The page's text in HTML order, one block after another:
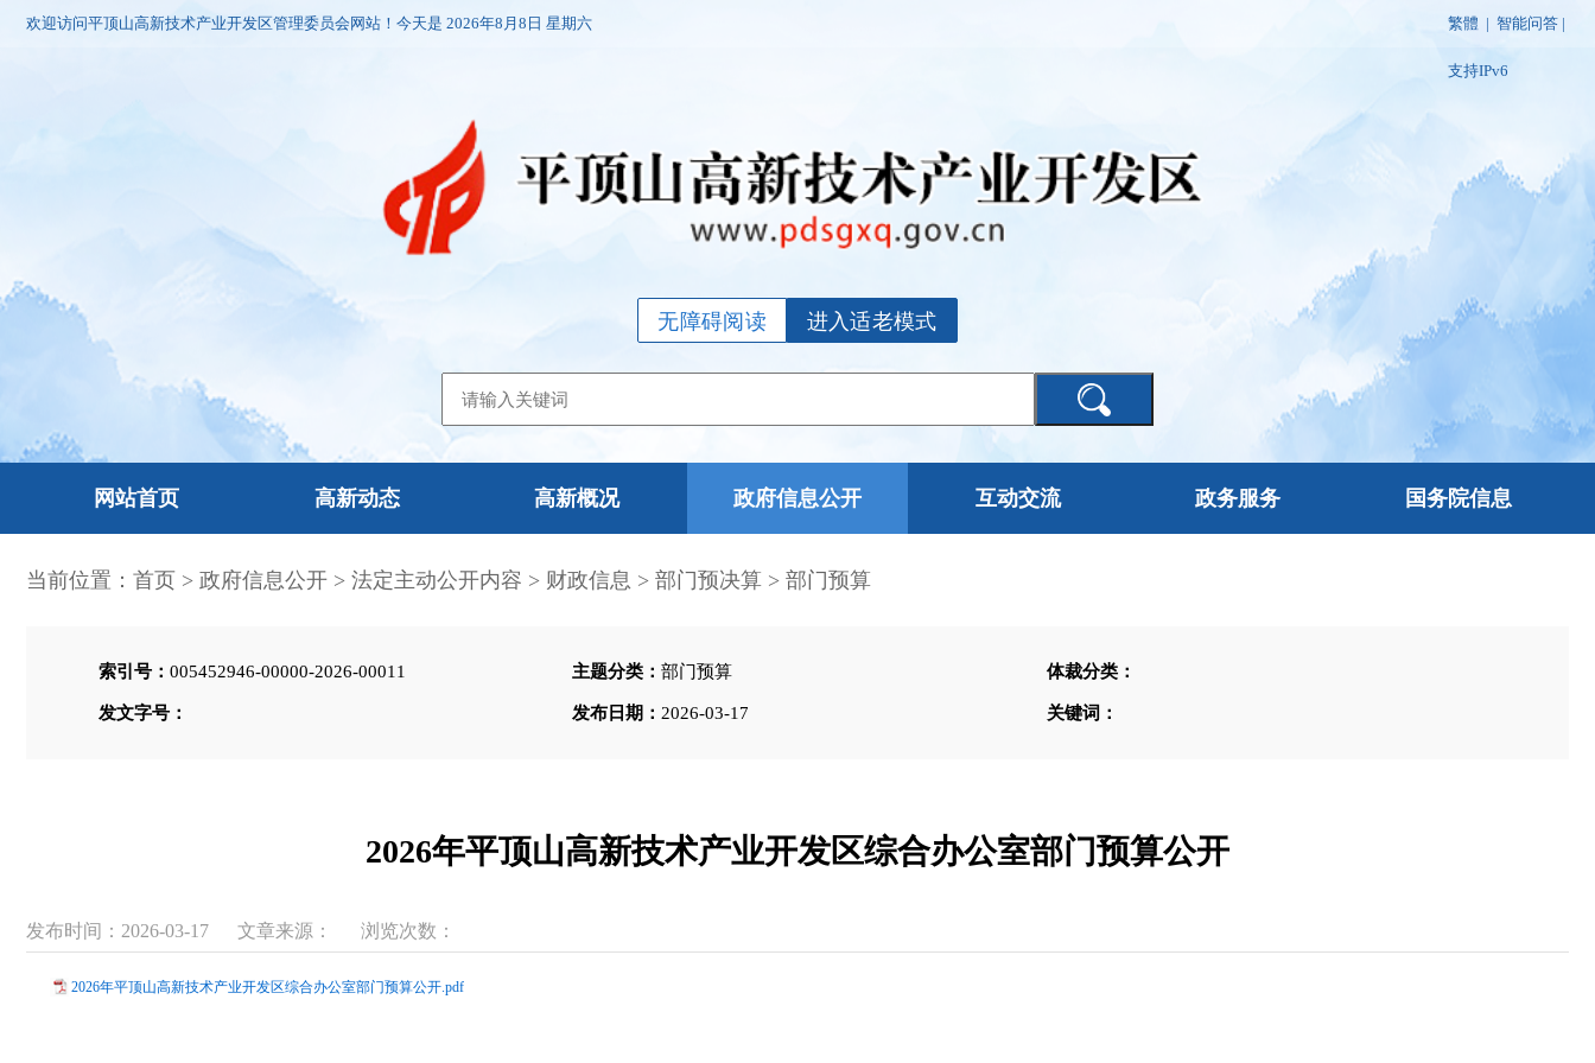
欢迎访问平顶山高新技术产业开发区管理委员会网站！今天是 2026年8月8日 星期六 繁體 | 智能问答 |
支持IPv6
进入适老模式
无障碍阅读
网站首页 高新动态 高新概况 政府信息公开 互动交流 政务服务 国务院信息
当前位置： 首页 > 政府信息公开 > 法定主动公开内容 > 财政信息 > 部门预决算 > 部门预算
索引号： 005452946-00000-2026-00011 主题分类：部门预算 体裁分类：
发文字号： 发布日期： 2026-03-17 关键词：
2026年平顶山高新技术产业开发区综合办公室部门预算公开
发布时间：2026-03-17 文章来源： 浏览次数：
2026年平顶山高新技术产业开发区综合办公室部门预算公开.pdf